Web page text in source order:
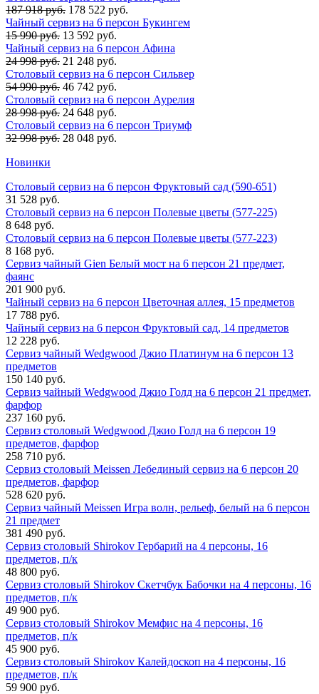
187 918 руб. 178 522 руб.
Чайный сервиз на 6 персон Букингем
15 990 руб. 13 592 руб.
Чайный сервиз на 6 персон Афина
24 998 руб. 21 248 руб.
Столовый сервиз на 6 персон Сильвер
54 990 руб. 46 742 руб.
Столовый сервиз на 6 персон Аурелия
28 998 руб. 24 648 руб.
Столовый сервиз на 6 персон Триумф
32 998 руб. 28 048 руб.
Новинки
Столовый сервиз на 6 персон Фруктовый сад (590-651)
31 528 руб.
Столовый сервиз на 6 персон Полевые цветы (577-225)
8 648 руб.
Столовый сервиз на 6 персон Полевые цветы (577-223)
8 168 руб.
Сервиз чайный Gien Белый мост на 6 персон 21 предмет,
фаянс
201 900 руб.
Чайный сервиз на 6 персон Цветочная аллея, 15 предметов
17 788 руб.
Чайный сервиз на 6 персон Фруктовый сад, 14 предметов
12 228 руб.
Сервиз чайный Wedgwood Джио Платинум на 6 персон 13
предметов
150 140 руб.
Сервиз чайный Wedgwood Джио Голд на 6 персон 21 предмет,
фарфор
237 160 руб.
Сервиз столовый Wedgwood Джио Голд на 6 персон 19
предметов, фарфор
258 710 руб.
Сервиз столовый Meissen Лебединый сервиз на 6 персон 20
предметов, фарфор
528 620 руб.
Сервиз чайный Meissen Игра волн, рельеф, белый на 6 персон
21 предмет
381 490 руб.
Сервиз столовый Shirokov Гербарий на 4 персоны, 16
предметов, п/к
48 800 руб.
Сервиз столовый Shirokov Скетчбук Бабочки на 4 персоны, 16
предметов, п/к
49 900 руб.
Сервиз столовый Shirokov Мемфис на 4 персоны, 16
предметов, п/к
45 900 руб.
Сервиз столовый Shirokov Калейдоскоп на 4 персоны, 16
предметов, п/к
59 900 руб.